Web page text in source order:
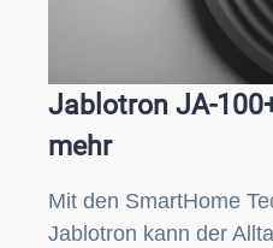
Jablotron JA-
mehr
Mit den SmartHome
Jablotron kann der